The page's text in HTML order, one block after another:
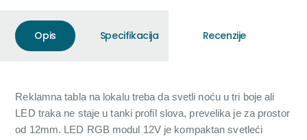
Opis Specifikacija Recenzije
Reklamna tabla na lokalu treba da svetli noću u tri boje ali
LED traka ne staje u tanki profil slova, prevelika je za prostor
od 12mm. LED RGB modul 12V je kompaktan svetleći